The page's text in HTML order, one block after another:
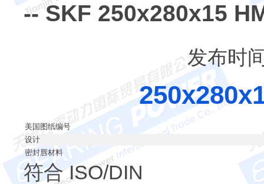
-- SKF 250x280x15
发布时
美国图纸编号
设计
密封唇材料
符合 ISO/DIN